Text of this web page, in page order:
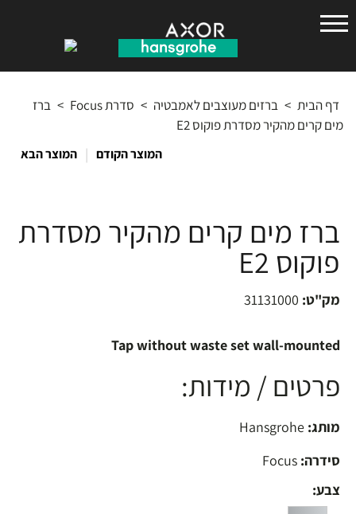
גרואה
דף הבית > ברזים מעוצבים לאמבטיה > סדרת Focus > ברז
מים קרים מהקיר מסדרת פוקוס E2
המוצר הקודם | המוצר הבא
ברז מים קרים מהקיר מסדרת
פוקוס E2
מק"ט: 31131000
Tap without waste set wall-mounted
פרטים / מידות:
מותג:
סידרה:
צבע: